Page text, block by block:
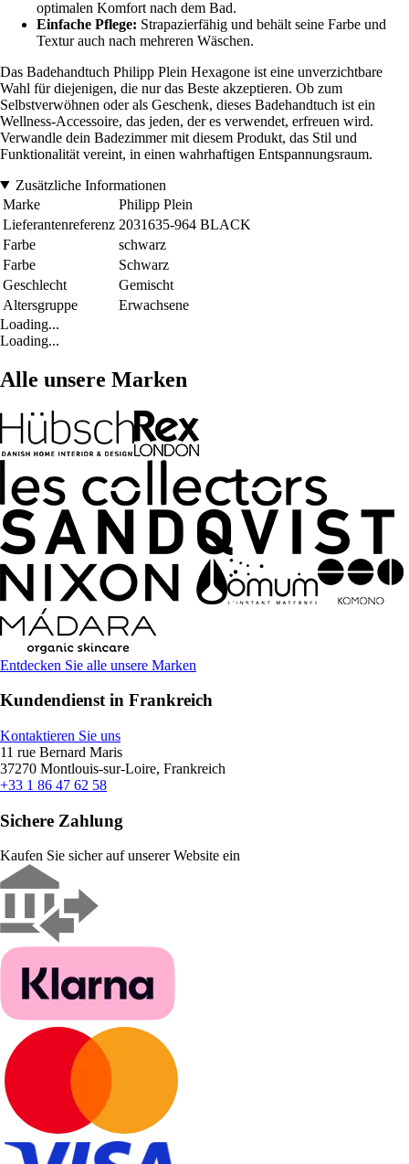
optimalen Komfort nach dem Bad.
Einfache Pflege: Strapazierfähig und behält seine Farbe und
Textur auch nach mehreren Wäschen.
Das Badehandtuch Philipp Plein Hexagone ist eine unverzichtbare
Wahl für diejenigen, die nur das Beste akzeptieren. Ob zum
Selbstverwöhnen oder als Geschenk, dieses Badehandtuch ist ein
Wellness-Accessoire, das jeden, der es verwendet, erfreuen wird.
Verwandle dein Badezimmer mit diesem Produkt, das Stil und
Funktionalität vereint, in einen wahrhaftigen Entspannungsraum.
Zusätzliche Informationen
Marke
Philipp Plein
Lieferantenreferenz 2031635-964 BLACK
Farbe
schwarz
Farbe
Schwarz
Geschlecht
Gemischt
Altersgruppe
Erwachsene
Loading...
Loading...
Alle unsere Marken
Entdecken Sie alle unsere Marken
Kundendienst in Frankreich
Kontaktieren Sie uns
11 rue Bernard Maris
37270 Montlouis-sur-Loire, Frankreich
+33 1 86 47 62 58
Sichere Zahlung
Kaufen Sie sicher auf unserer Website ein